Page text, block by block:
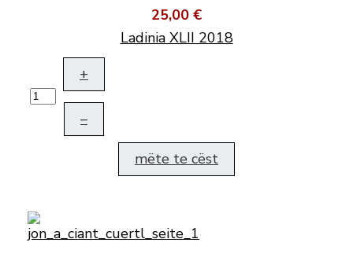
25,00 €
Ladinia XLII 2018
+
–
mëte te cëst